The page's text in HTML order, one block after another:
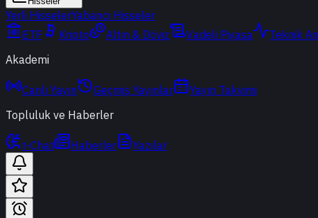
Yerli HisselerYabancı Hisseler
ETF
Kripto Altın & Döviz Vadeli Piyasa Teknik
Akademi
Canlı Yayın Geçmiş Yayınlar
Yayın Takvimi
Topluluk ve Haberler
t-Chat Haberler Yazılar